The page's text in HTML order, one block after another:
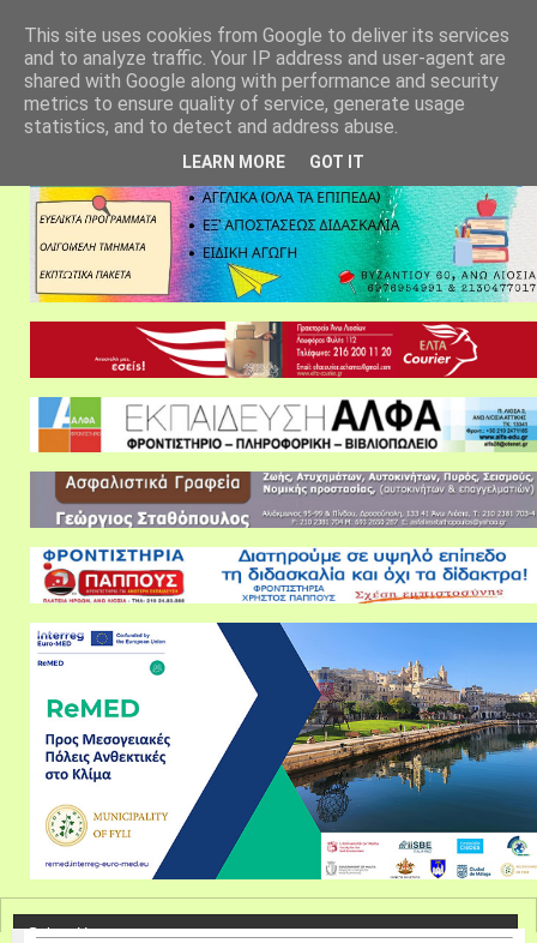
This site uses cookies from Google to deliver its services
and to analyze traffic. Your IP address and user-agent are
shared with Google along with performance and security
metrics to ensure quality of service, generate usage
statistics, and to detect and address abuse.
LEARN MORE GOT IT